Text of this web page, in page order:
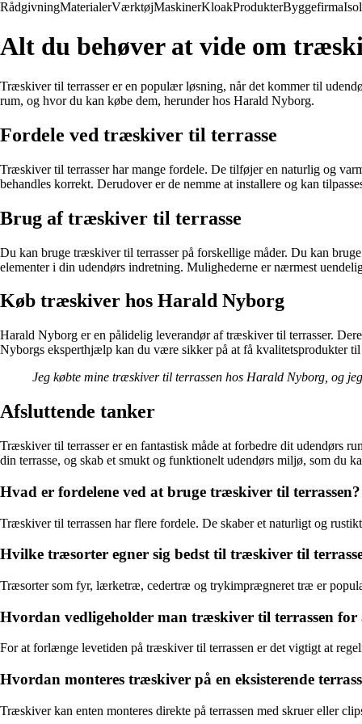
RådgivningMaterialerVærktøjMaskinerKloakProdukterByggefirma
Alt du behøver at vide om
Træskiver til terrasser er en populær løsning, når det kommer til
rum, og hvor du kan købe dem, herunder hos Harald Nyborg.
Fordele ved træskiver til terrasse
Træskiver til terrasser har mange fordele. De tilføjer en naturlig og
behandles korrekt. Derudover er de nemme at installere og kan
Brug af træskiver til terrasse
Du kan bruge træskiver til terrasser på forskellige måder. Du kan
elementer i din udendørs indretning. Mulighederne er nærmest
Køb træskiver hos Harald Nyborg
Harald Nyborg er en pålidelig leverandør af træskiver til terrasser.
Nyborgs eksperthjælp kan du være sikker på at få kvalitetsprodukter
Jeg købte mine træskiver til terrassen hos Harald Nyborg, og
Afsluttende tanker
Træskiver til terrasser er en fantastisk måde at forbedre dit udendørs
din terrasse, og skab et smukt og funktionelt udendørs miljø, som du
Hvad er fordelene ved at bruge træskiver til terrassen?
Træskiver til terrassen har flere fordele. De skaber et naturligt og
Hvilke træsorter egner sig bedst til træskiver til
Træsorter som fyr, lærketræ, cedertræ og trykimprægneret træ er
Hvordan vedligeholder man træskiver til terrassen for
For at forlænge levetiden på træskiver til terrassen er det vigtigt at
Hvordan monteres træskiver på en eksisterende
Træskiver kan enten monteres direkte på terrassen med skruer eller